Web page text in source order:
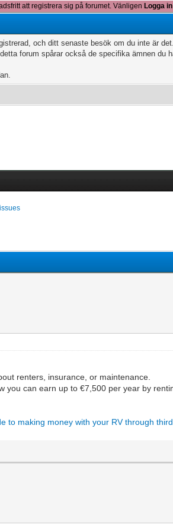
att registrera sig på forumet. Vänligen Logga in
och ditt senaste besök om du inte är
forum spårar också de specifika ämnen
renters, insurance, or maintenance.
you can earn up to €7,500 per year by
to making money with your RV through